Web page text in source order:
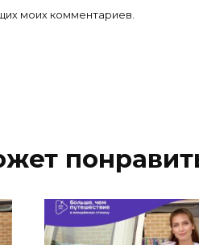
моих комментариев.